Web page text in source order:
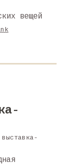
вещей